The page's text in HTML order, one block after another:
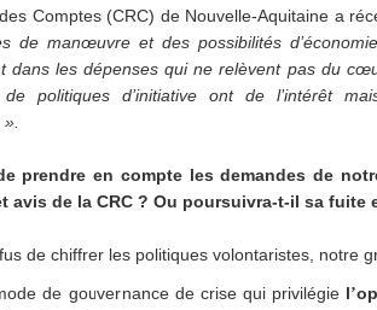
Comptes (CRC) de Nouvelle-Aquitaine a
de manœuvre et des possibilités
dans les dépenses qui ne relèvent pas du
de politiques d’initiative ont de l’intérêt
prendre en compte les demandes de
avis de la CRC ? Ou poursuivra-t-il sa fuite
de chiffrer les politiques volontaristes, notre
de gouvernance de crise qui privilégie l’